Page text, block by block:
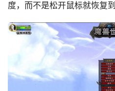
度，而不是松开鼠标就恢复